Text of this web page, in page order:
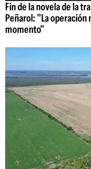
Fin de la novela de la
Peñarol: "La operación
momento"